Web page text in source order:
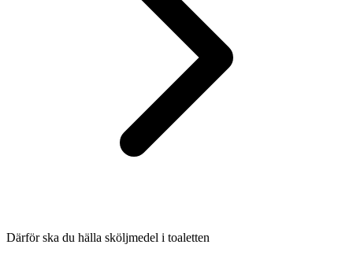
Därför ska du hälla sköljmedel i toaletten